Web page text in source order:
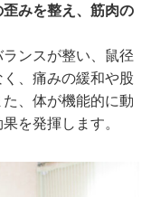
みを整え、筋肉の
ンスが整い、鼠径
、痛みの緩和や股
、体が機能的に動
を発揮します。